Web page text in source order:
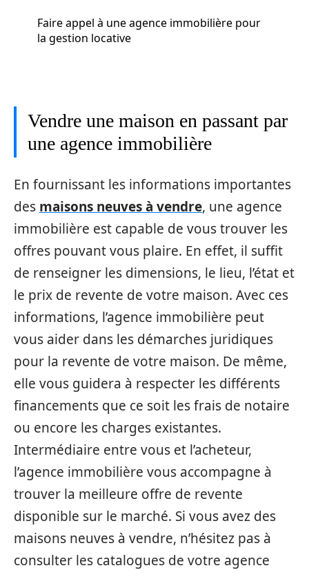
Faire appel à une agence immobilière pour
la gestion locative
Vendre une maison en passant par
une agence immobilière
En fournissant les informations importantes
des maisons neuves à vendre, une agence
immobilière est capable de vous trouver les
offres pouvant vous plaire. En effet, il suffit
de renseigner les dimensions, le lieu, l’état et
le prix de revente de votre maison. Avec ces
informations, l’agence immobilière peut
vous aider dans les démarches juridiques
pour la revente de votre maison. De même,
elle vous guidera à respecter les différents
financements que ce soit les frais de notaire
ou encore les charges existantes.
Intermédiaire entre vous et l’acheteur,
l’agence immobilière vous accompagne à
trouver la meilleure offre de revente
disponible sur le marché. Si vous avez des
maisons neuves à vendre, n’hésitez pas à
consulter les catalogues de votre agence